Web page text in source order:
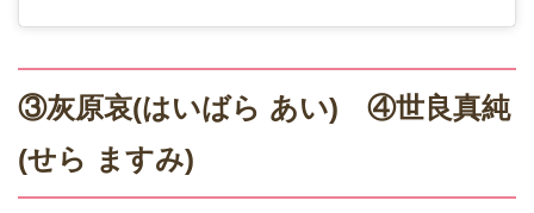
③灰原哀(はいばら あい) ④世良真純
(せら ますみ)